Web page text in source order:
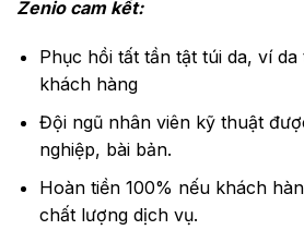
Zenio cam kết:
Phục hồi tất tần tật túi da, ví
khách hàng
Đội ngũ nhân viên kỹ thuật
nghiệp, bài bản.
Hoàn tiền 100% nếu khách
chất lượng dịch vụ.